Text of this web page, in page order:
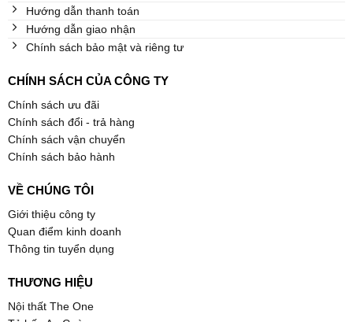
Hướng dẫn thanh toán
Hướng dẫn giao nhận
Chính sách bảo mật và riêng tư
CHÍNH SÁCH CỦA CÔNG TY
Chính sách ưu đãi
Chính sách đổi - trả hàng
Chính sách vận chuyển
Chính sách bảo hành
VỀ CHÚNG TÔI
Giới thiệu công ty
Quan điểm kinh doanh
Thông tin tuyển dụng
THƯƠNG HIỆU
Nội thất The One